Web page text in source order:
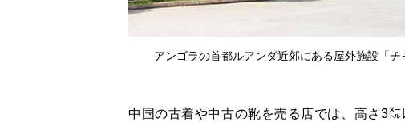
アンゴラの首都ルアンダ近郊にある屋外施設「
中国の古着や中古の靴を売る店では、高さ3